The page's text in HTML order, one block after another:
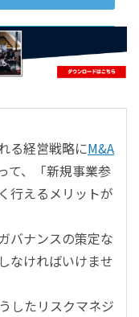
ピューティング
る経営戦略にM&A
て、「新規事業参
行えるメリットが
バナンスの策定な
なければいけませ
したリスクマネジ